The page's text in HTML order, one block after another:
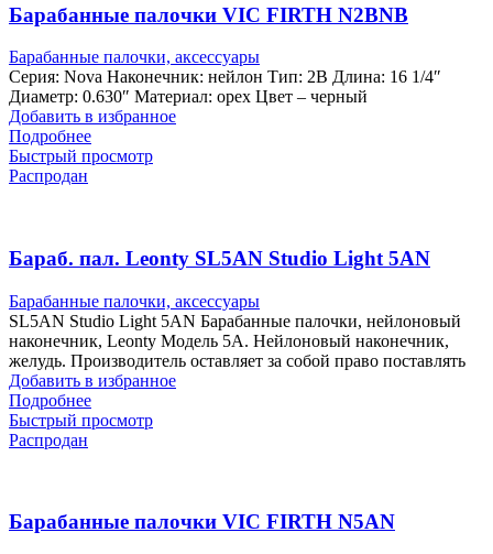
Барабанные палочки VIC FIRTH N2BNB
Барабанные палочки, аксессуары
Серия: Nova Наконечник: нейлон Тип: 2B Длина: 16 1/4″
Диаметр: 0.630″ Материал: орех Цвет – черный
Добавить в избранное
Подробнее
Быстрый просмотр
Распродан
Бараб. пал. Leonty SL5AN Studio Light 5AN
Барабанные палочки, аксессуары
SL5AN Studio Light 5AN Барабанные палочки, нейлоновый
наконечник, Leonty Модель 5А. Нейлоновый наконечник,
желудь. Производитель оставляет за собой право поставлять
Добавить в избранное
Подробнее
Быстрый просмотр
Распродан
Барабанные палочки VIC FIRTH N5AN